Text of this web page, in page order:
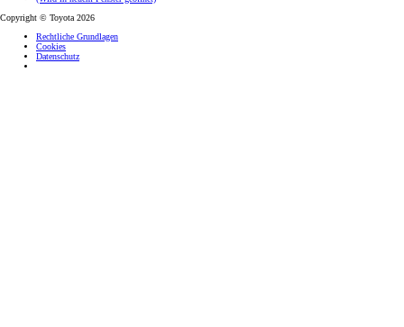
Copyright © Toyota 2026
Rechtliche Grundlagen
Cookies
Datenschutz